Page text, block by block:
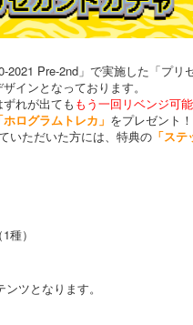
2021 Pre-2nd」で実施した「プリ
インとなっております。
れが出ても もう一回リベンジ可能
ホログラムトレカ​」 をプレゼント！
いただいた方には、特典の 「ステ
種）
ツとなります。